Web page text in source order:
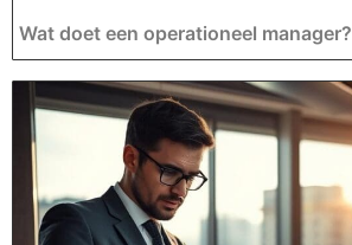
Wat doet een operationeel manager?